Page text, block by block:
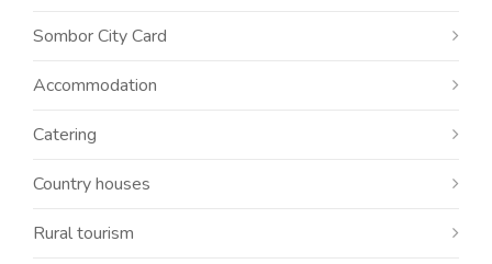
Sombor City Card
Accommodation
Catering
Country houses
Rural tourism